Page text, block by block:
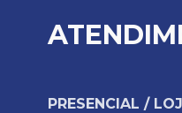
PRESENCIAL /